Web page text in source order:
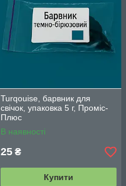
Turqouise, барвник для
свічок, упаковка 5 г, Проміс-
Плюс
В наявності
25 ₴
Купити